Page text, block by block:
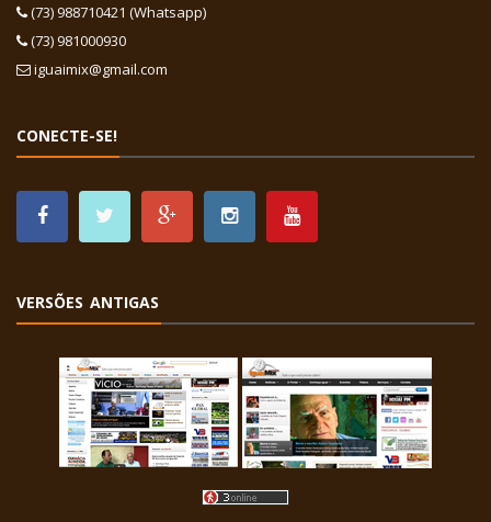
(73) 988710421 (Whatsapp)
(73) 981000930
iguaimix@gmail.com
CONECTE-SE!
VERSÕES ANTIGAS